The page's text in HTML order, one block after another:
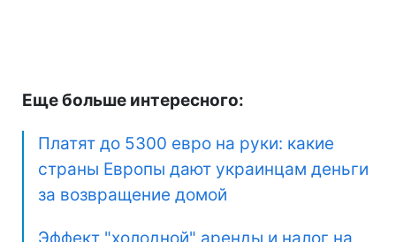
Еще больше интересного:
Платят до 5300 евро на руки: какие
страны Европы дают украинцам деньги
за возвращение домой
Эффект "холодной" аренды и налог на